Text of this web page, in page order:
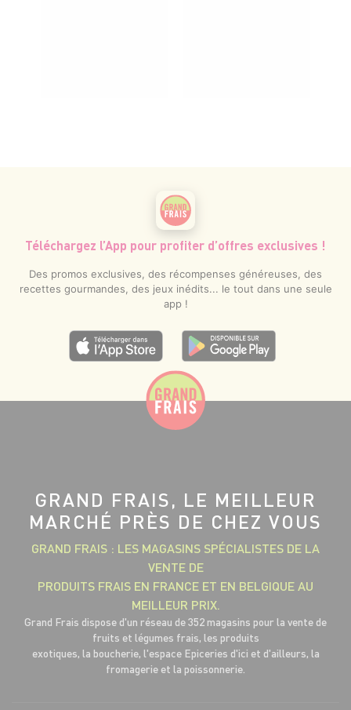
Téléchargez l’App pour profiter d’offres exclusives !
Des promos exclusives, des récompenses généreuses, des
recettes gourmandes, des jeux inédits... le tout dans une seule
app !
GRAND FRAIS, LE MEILLEUR
MARCHÉ PRÈS DE CHEZ VOUS
GRAND FRAIS : LES MAGASINS SPÉCIALISTES DE LA
VENTE DE
PRODUITS FRAIS EN FRANCE ET EN BELGIQUE AU
MEILLEUR PRIX.
Grand Frais dispose d'un réseau de 352 magasins pour la vente de
fruits et légumes frais, les produits
exotiques, la boucherie, l'espace Epiceries d'ici et d'ailleurs, la
fromagerie et la poissonnerie.